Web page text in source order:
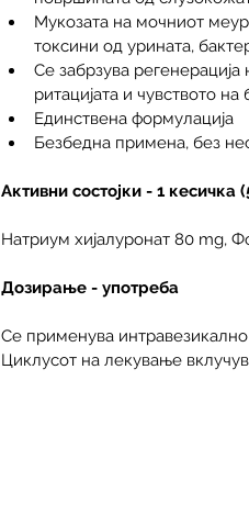
Мукозата на мочниот
токсини од урината,
Се забрзува
ритацијата и чувството на
Единствена формулација
Безбедна примена, без
Активни состојки - 1 кесичка
Натриум хијалуронат 80 mg,
Дозирање - употреба
Се применува
Циклусот на лекување